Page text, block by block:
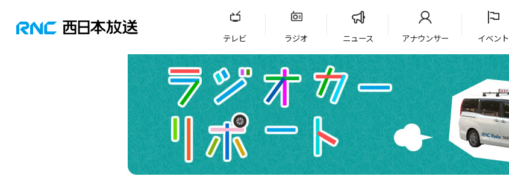
テレビ ラジオ ニュース アナウンサー イベント